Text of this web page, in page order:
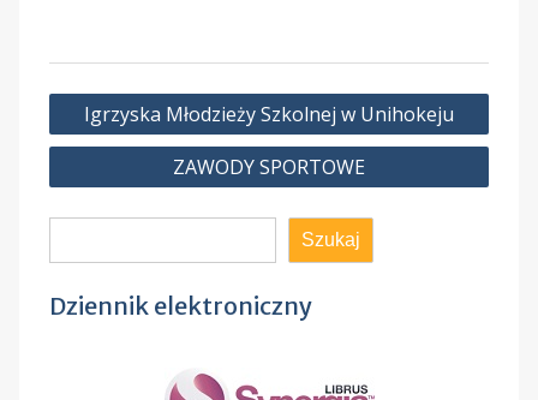
Nawigacja
wpisu
Igrzyska Młodzieży Szkolnej w Unihokeju
ZAWODY SPORTOWE
Szukaj
Dziennik elektroniczny